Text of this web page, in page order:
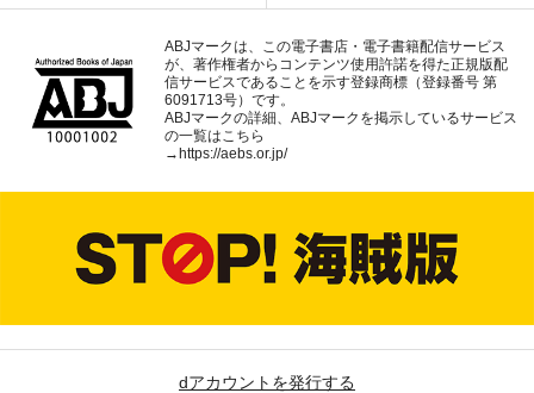
ABJマークは、この電子書店・電子書籍配信サービス
が、著作権者からコンテンツ使用許諾を得た正規版配
信サービスであることを示す登録商標（登録番号 第
6091713号）です。
ABJマークの詳細、ABJマークを掲示しているサービス
の一覧はこちら
→https://aebs.or.jp/
dアカウントを発行する